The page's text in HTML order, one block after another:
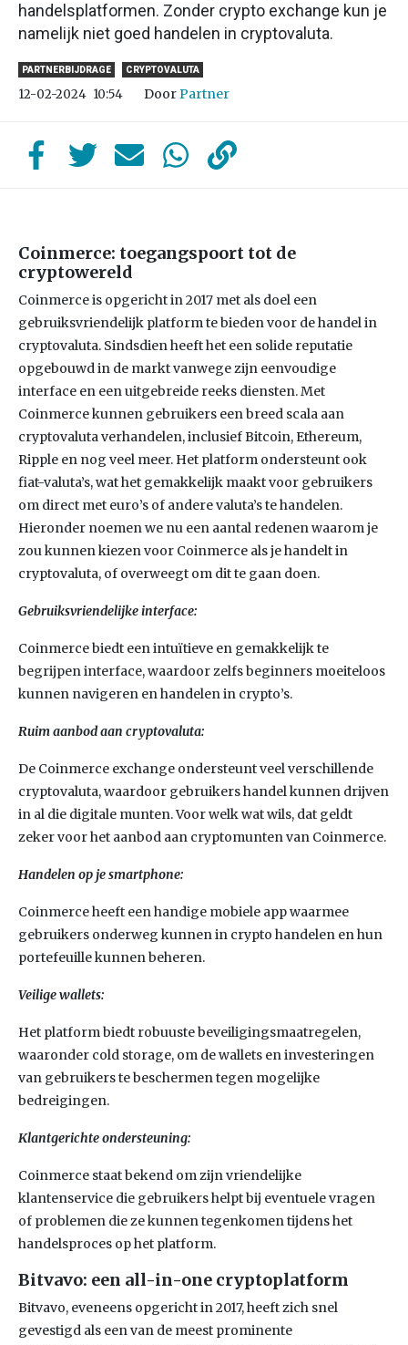
handelsplatformen. Zonder crypto exchange kun je
namelijk niet goed handelen in cryptovaluta.
PARTNERBIJDRAGE CRYPTOVALUTA
12-02-2024 10:54 DoorPartner
Coinmerce: toegangspoort tot de
cryptowereld
Coinmerce is opgericht in 2017 met als doel een
gebruiksvriendelijk platform te bieden voor de handel in
cryptovaluta. Sindsdien heeft het een solide reputatie
opgebouwd in de markt vanwege zijn eenvoudige
interface en een uitgebreide reeks diensten. Met
Coinmerce kunnen gebruikers een breed scala aan
cryptovaluta verhandelen, inclusief Bitcoin, Ethereum,
Ripple en nog veel meer. Het platform ondersteunt ook
fiat-valuta’s, wat het gemakkelijk maakt voor gebruikers
om direct met euro’s of andere valuta’s te handelen.
Hieronder noemen we nu een aantal redenen waarom je
zou kunnen kiezen voor Coinmerce als je handelt in
cryptovaluta, of overweegt om dit te gaan doen.
Gebruiksvriendelijke interface:
Coinmerce biedt een intuïtieve en gemakkelijk te
begrijpen interface, waardoor zelfs beginners moeiteloos
kunnen navigeren en handelen in crypto’s.
Ruim aanbod aan cryptovaluta:
De Coinmerce exchange ondersteunt veel verschillende
cryptovaluta, waardoor gebruikers handel kunnen drijven
in al die digitale munten. Voor welk wat wils, dat geldt
zeker voor het aanbod aan cryptomunten van Coinmerce.
Handelen op je smartphone:
Coinmerce heeft een handige mobiele app waarmee
gebruikers onderweg kunnen in crypto handelen en hun
portefeuille kunnen beheren.
Veilige wallets:
Het platform biedt robuuste beveiligingsmaatregelen,
waaronder cold storage, om de wallets en investeringen
van gebruikers te beschermen tegen mogelijke
bedreigingen.
Klantgerichte ondersteuning:
Coinmerce staat bekend om zijn vriendelijke
klantenservice die gebruikers helpt bij eventuele vragen
of problemen die ze kunnen tegenkomen tijdens het
handelsproces op het platform.
Bitvavo: een all-in-one cryptoplatform
Bitvavo, eveneens opgericht in 2017, heeft zich snel
gevestigd als een van de meest prominente